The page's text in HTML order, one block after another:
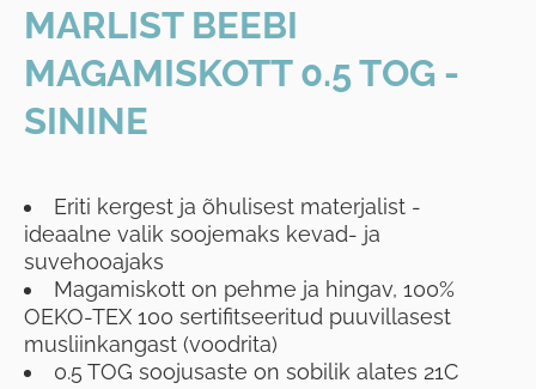
MARLIST BEEBI
MAGAMISKOTT 0.5 TOG -
SININE
Eriti kergest ja õhulisest materjalist -
ideaalne valik soojemaks kevad- ja
suvehooajaks
Magamiskott on pehme ja hingav, 100%
OEKO-TEX 100 sertifitseeritud puuvillasest
musliinkangast (voodrita)
0.5 TOG soojusaste on sobilik alates 21C